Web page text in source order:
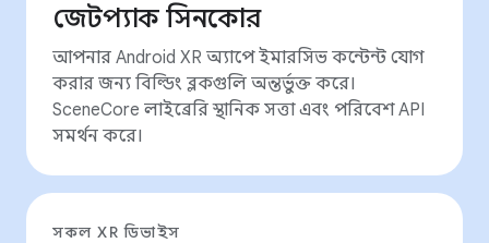
জেটপ্যাক সিনকোর
আপনার Android XR অ্যাপে ইমারসিভ কন্টেন্ট যোগ
করার জন্য বিল্ডিং ব্লকগুলি অন্তর্ভুক্ত করে।
SceneCore লাইব্রেরি স্থানিক সত্তা এবং পরিবেশ API
সমর্থন করে।
সকল XR ডিভাইস